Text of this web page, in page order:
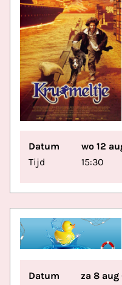
Datum
wo 12
Tijd
15:30
Datum
za 8 aug